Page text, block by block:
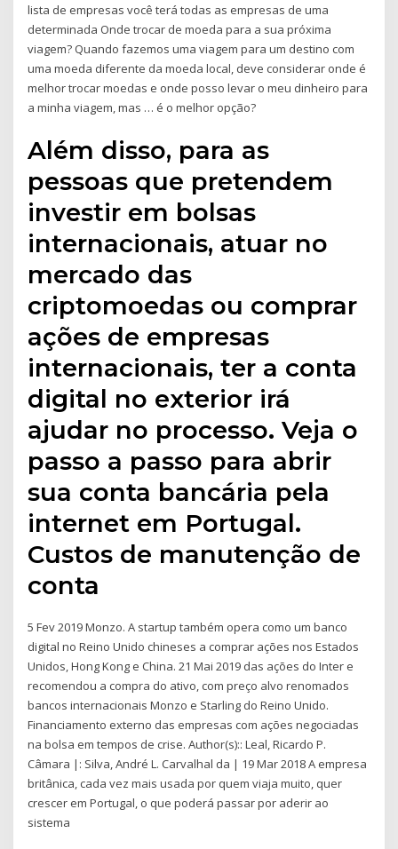
lista de empresas você terá todas as empresas de uma
determinada Onde trocar de moeda para a sua próxima
viagem? Quando fazemos uma viagem para um destino com
uma moeda diferente da moeda local, deve considerar onde é
melhor trocar moedas e onde posso levar o meu dinheiro para
a minha viagem, mas … é o melhor opção?
Além disso, para as
pessoas que pretendem
investir em bolsas
internacionais, atuar no
mercado das
criptomoedas ou comprar
ações de empresas
internacionais, ter a conta
digital no exterior irá
ajudar no processo. Veja o
passo a passo para abrir
sua conta bancária pela
internet em Portugal.
Custos de manutenção de
conta
5 Fev 2019 Monzo. A startup também opera como um banco
digital no Reino Unido chineses a comprar ações nos Estados
Unidos, Hong Kong e China. 21 Mai 2019 das ações do Inter e
recomendou a compra do ativo, com preço alvo renomados
bancos internacionais Monzo e Starling do Reino Unido.
Financiamento externo das empresas com ações negociadas
na bolsa em tempos de crise. Author(s):: Leal, Ricardo P.
Câmara |: Silva, André L. Carvalhal da | 19 Mar 2018 A empresa
britânica, cada vez mais usada por quem viaja muito, quer
crescer em Portugal, o que poderá passar por aderir ao
sistema